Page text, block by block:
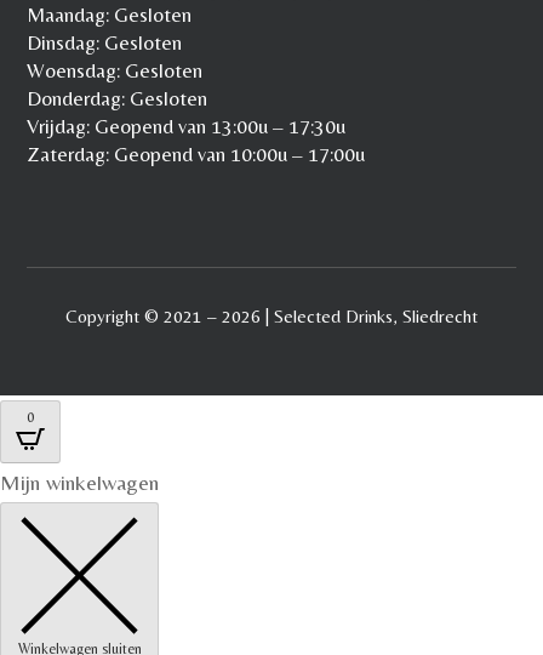
Maandag: Gesloten
Dinsdag: Gesloten
Woensdag: Gesloten
Donderdag: Gesloten
Vrijdag: Geopend van 13:00u – 17:30u
Zaterdag: Geopend van 10:00u – 17:00u
Copyright © 2021 – 2026 | Selected Drinks, Sliedrecht
0
Mijn winkelwagen
Winkelwagen sluiten